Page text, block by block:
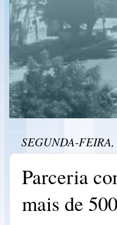
SEGUNDA-
Parceria
mais de